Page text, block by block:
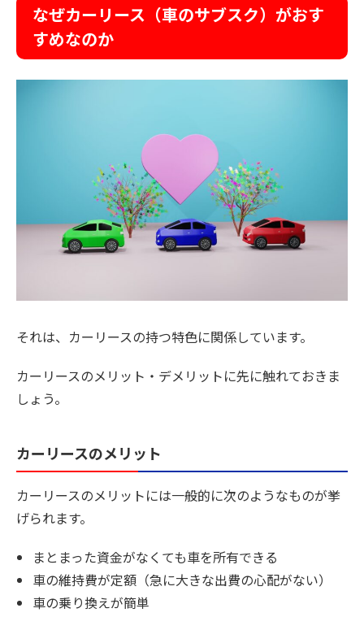
なぜカーリース（車のサブスク）がおす
すめなのか
それは、カーリースの持つ特色に関係しています。
カーリースのメリット・デメリットに先に触れておきま
しょう。
カーリースのメリット
カーリースのメリットには一般的に次のようなものが挙
げられます。
まとまった資金がなくても車を所有できる
車の維持費が定額（急に大きな出費の心配がない）
車の乗り換えが簡単